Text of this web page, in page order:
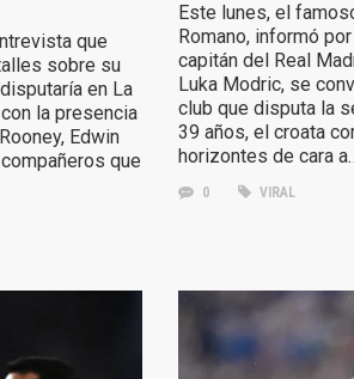
que
sobre su
en La
la presencia
Edwin
que
Este lunes, el
Romano, informó
capitán del Real
Luka Modric, se
club que disputa la
39 años, el croata
horizontes de cara
0 VIRAL